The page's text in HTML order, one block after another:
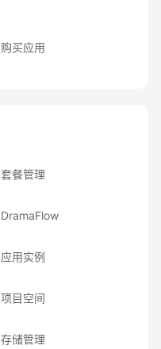
购买应用
套餐管理
DramaFlow
应用实例
项目空间
存储管理